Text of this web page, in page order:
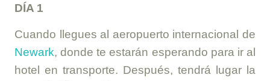
DÍA 1
Cuando llegues al aeropuerto internacional de
Newark, donde te estarán esperando para ir al
hotel en transporte. Después, tendrá lugar la